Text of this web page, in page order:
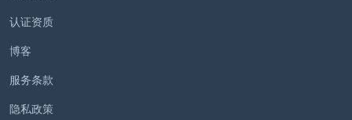
认证资质
博客
服务条款
隐私政策